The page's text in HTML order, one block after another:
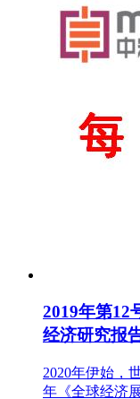
2019年第12
经济研究报
2020年伊始，
年《全球经济